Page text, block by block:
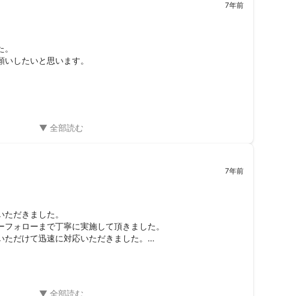
7年前
したいと思います。
7年前
だきました。
ォローまで丁寧に実施して頂きました。
だけて迅速に対応いただきました。
誠実に丁寧にご対応をいただきました。またお値段もお安かっ